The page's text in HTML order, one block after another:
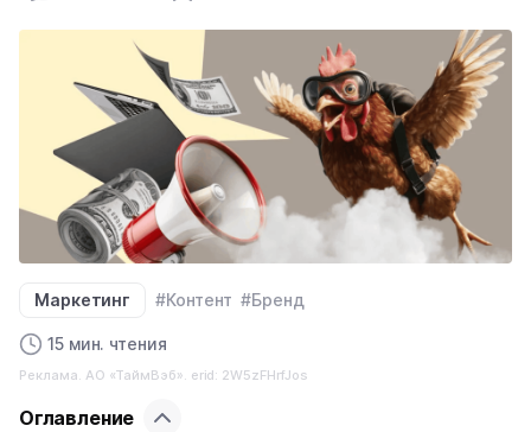
Маркетинг #Контент #Бренд
15 мин. чтения
Реклама. АО «ТаймВэб». erid: 2W5zFHrfJos
Оглавление